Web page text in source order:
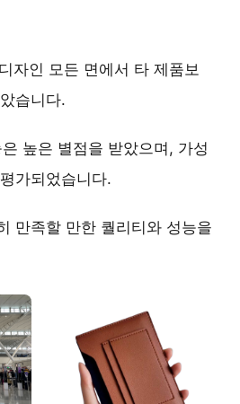
자인 모든 면에서 타 제품보
습니다.
은 높은 별점을 받았으며, 가성
가되었습니다.
만족할 만한 퀄리티와 성능을